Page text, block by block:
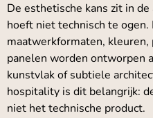
De esthetische kans zit in
hoeft niet technisch te
maatwerkformaten, kleuren,
panelen worden ontworpen
kunstvlak of subtiele
hospitality is dit belangrijk:
niet het technische product.